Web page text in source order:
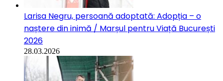
Larisa Negru, persoană adoptată: Adopția – o
naștere din inimă / Marșul pentru Viață București
2026
28.03.2026